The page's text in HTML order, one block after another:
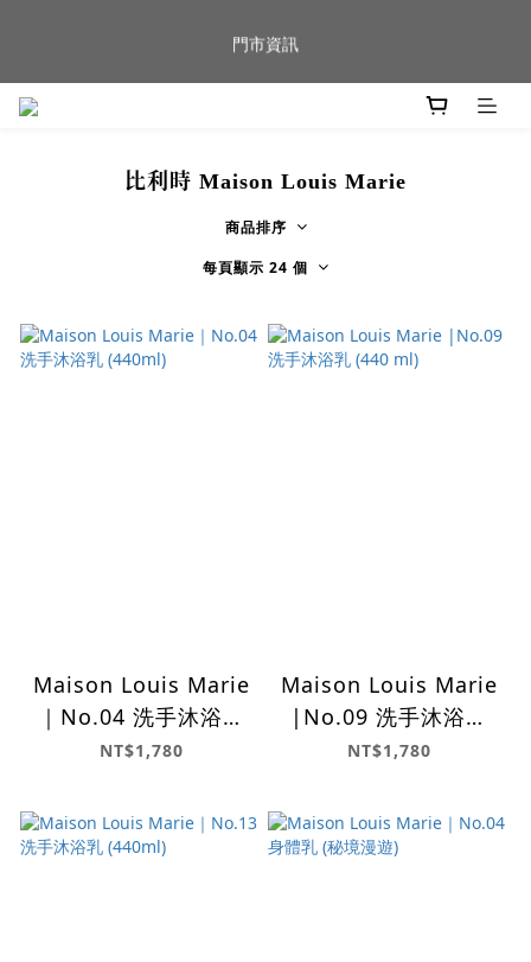
群門市展示中✨
門市資訊
新品到貨｜日本燈具品牌 Ambientec 年度新品 Barcarolle 臺中樂
群門市展示中✨
比利時 Maison Louis Marie
商品排序
每頁顯示 24 個
Maison Louis Marie
｜No.04 洗手沐浴乳
(440ml)
NT$1,780
Maison Louis Marie
|No.09 洗手沐浴乳
(440 ml)
NT$1,780